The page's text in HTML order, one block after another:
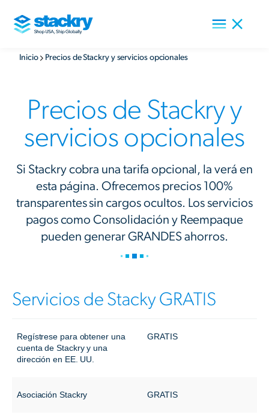
Inicio Precios de Stackry y servicios opcionales
Precios de Stackry y
servicios opcionales
Si Stackry cobra una tarifa opcional, la verá en
esta página. Ofrecemos precios 100%
transparentes sin cargos ocultos. Los servicios
pagos como Consolidación y Reempaque
pueden generar GRANDES ahorros.
Servicios de Stacky GRATIS
Regístrese para obtener una
cuenta de Stackry y una
dirección en EE. UU.
GRATIS
Asociación Stackry GRATIS